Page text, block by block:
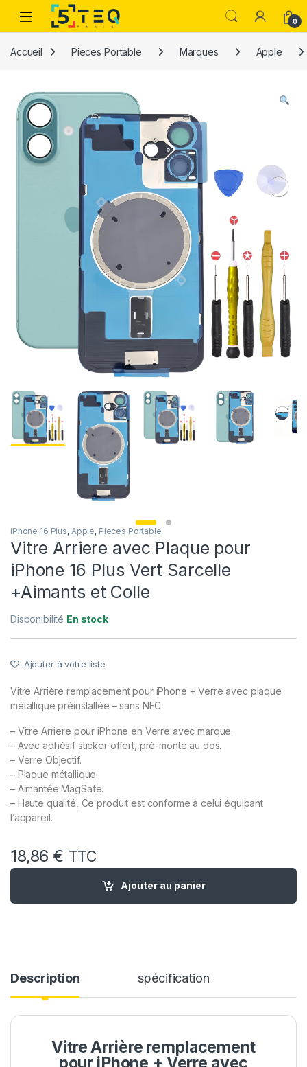
Passer à la navigation
Aller au contenu
0
Accueil Pieces Portable Marques Apple
iPhone 16 Plus, Apple, Pieces Portable
Vitre Arriere avec Plaque pour
iPhone 16 Plus Vert Sarcelle
+Aimants et Colle
Disponibilité En stock
Ajouter à votre liste
Vitre Arrière remplacement pour iPhone + Verre avec plaque
métallique préinstallée – sans NFC.
– Vitre Arriere pour iPhone en Verre avec marque.
– Avec adhésif sticker offert, pré-monté au dos.
– Verre Objectif.
– Plaque métallique.
– Aimantée MagSafe.
– Haute qualité, Ce produit est conforme à celui équipant
l’appareil.
18,86 € TTC
quantité de Vitre Arriere avec Plaque pour iPhone 16 Plus
Ajouter au panier
Description spécification
Vitre Arrière remplacement
pour iPhone + Verre avec